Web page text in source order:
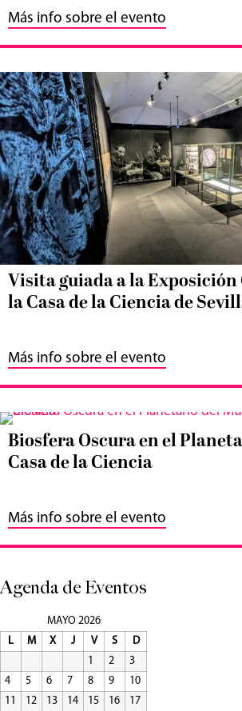
Más info sobre el evento
Visita guiada a la Exposición
la Casa de la Ciencia de
Más info sobre el evento
Biosfera Oscura en el
Casa de la Ciencia
Más info sobre el evento
Agenda de Eventos
MAYO 2026
L
M X J V S
D
1
2
3
4
5 6 7 8 9
10
11
12 13 14 15 16
17